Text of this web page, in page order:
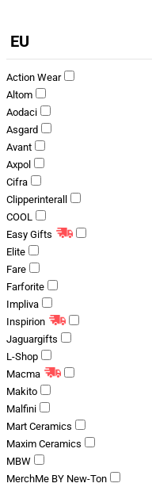
EU
Action Wear
Altom
Aodaci
Asgard
Avant
Axpol
Cifra
Clipperinterall
COOL
Easy Gifts
Elite
Fare
Farforite
Impliva
Inspirion
Jaguargifts
L-Shop
Macma
Makito
Malfini
Mart Ceramics
Maxim Ceramics
MBW
MerchMe BY New-Ton